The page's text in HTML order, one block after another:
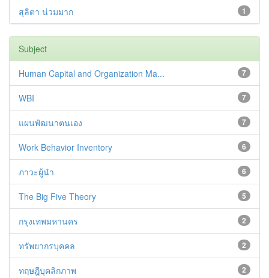
1
สุลิตา น่วมมาก
Subject
7
Human Capital and Organization Ma...
7
WBI
7
แผนพัฒนาตนเอง
6
Work Behavior Inventory
6
ภาวะผู้นำ
5
The Big Five Theory
2
กรุงเทพมหานคร
2
ทรัพยากรบุคคล
2
ทฤษฎีบุคลิกภาพ